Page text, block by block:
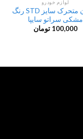
لوازم خودرو
یاتاقان متحرک سایز STD رنگ
مشکی سراتو سایپا
100,000 تومان